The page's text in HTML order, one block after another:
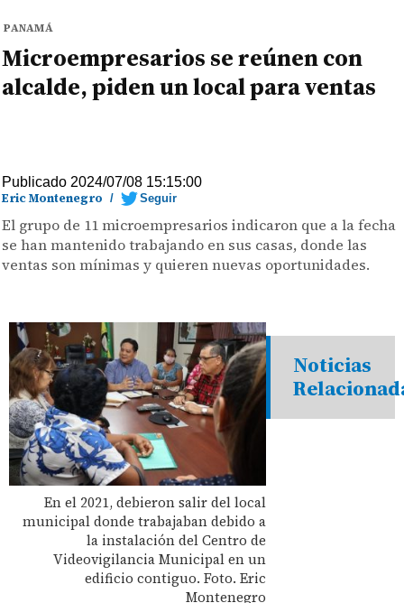
PANAMÁ
Microempresarios se reúnen con
alcalde, piden un local para ventas
Publicado 2024/07/08 15:15:00
Eric Montenegro / Seguir
El grupo de 11 microempresarios indicaron que a la fecha
se han mantenido trabajando en sus casas, donde las
ventas son mínimas y quieren nuevas oportunidades.
En el 2021, debieron salir del local
municipal donde trabajaban debido a
la instalación del Centro de
Videovigilancia Municipal en un
edificio contiguo. Foto. Eric
Montenegro
Noticias